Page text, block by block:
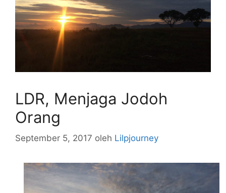
LDR, Menjaga Jodoh
Orang
September 5, 2017 oleh Lilpjourney